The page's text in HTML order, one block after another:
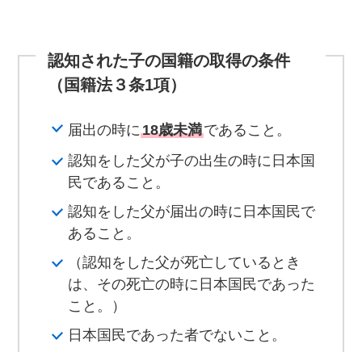
認知された子の国籍の取得の条件
（国籍法３条1項）
届出の時に18歳未満であること。
認知をした父が子の出生の時に日本国
民であること。
認知をした父が届出の時に日本国民で
あること。
（認知をした父が死亡しているとき
は、その死亡の時に日本国民であった
こと。）
日本国民であった者でないこと。